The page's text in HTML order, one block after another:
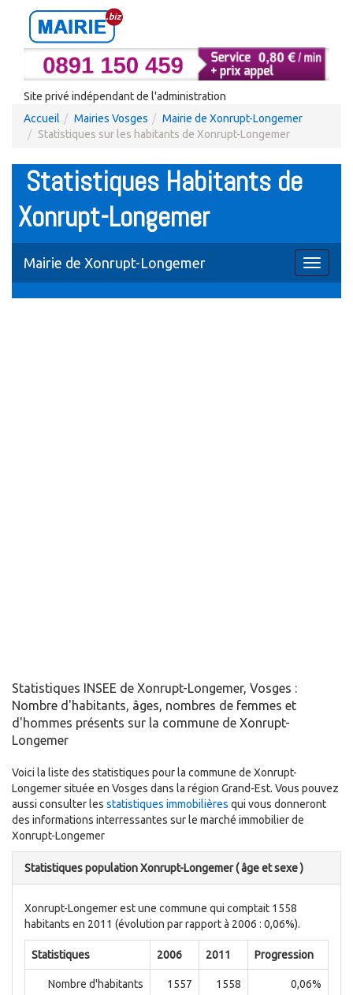
Site privé indépendant de l'administration
Accueil
Mairies Vosges
Mairie de Xonrupt-Longemer
Statistiques sur les habitants de Xonrupt-Longemer
Statistiques Habitants de
Xonrupt-Longemer
Toggle
Mairie de Xonrupt-Longemer
Statistiques INSEE de Xonrupt-Longemer, Vosges :
Nombre d'habitants, âges, nombres de femmes et
d'hommes présents sur la commune de Xonrupt-
Longemer
Voici la liste des statistiques pour la commune de Xonrupt-
Longemer située en Vosges dans la région Grand-Est. Vous pouvez
aussi consulter les statistiques immobilières qui vous donneront
des informations interressantes sur le marché immobilier de
Xonrupt-Longemer
Statistiques population Xonrupt-Longemer ( âge et sexe )
Xonrupt-Longemer est une commune qui comptait 1558
habitants en 2011 (évolution par rapport à 2006 : 0,06%).
Statistiques 2006 2011 Progression
Nombre d'habitants 1557 1558 0,06%